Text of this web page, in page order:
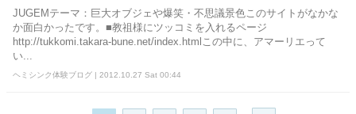
JUGEMテーマ：巨大オブジェや爆笑・不思議景色このサイトがなかな
か面白かったです。■教祖様にツッコミを入れるページ
http://tukkomi.takara-bune.net/index.htmlこの中に、アマーリエって
い...
ヘミシンク体験ブログ | 2012.10.27 Sat 00:44